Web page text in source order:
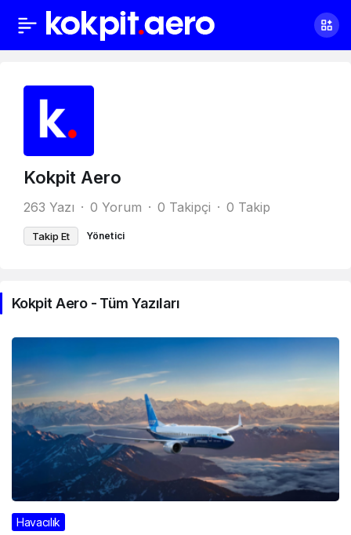
Kokpit Aero
263 Yazı 0 Yorum 0 Takipçi 0 Takip
Takip Et Yönetici
Kokpit Aero - Tüm Yazıları
Havacılık